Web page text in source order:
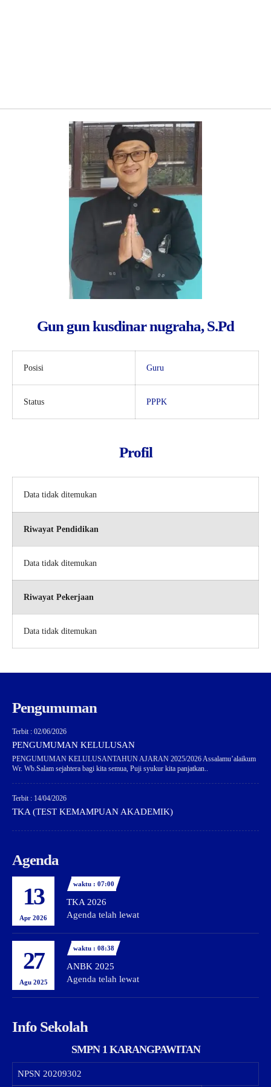
Gun gun kusdinar nugraha, S.Pd
Posisi Guru
Status PPPK
Profil
Data tidak ditemukan
Riwayat Pendidikan
Data tidak ditemukan
Riwayat Pekerjaan
Data tidak ditemukan
Pengumuman
Terbit : 02/06/2026
PENGUMUMAN KELULUSAN
PENGUMUMAN KELULUSANTAHUN AJARAN 2025/2026 Assalamu’alaikum
Wr. Wb.Salam sejahtera bagi kita semua, Puji syukur kita panjatkan..
Terbit : 14/04/2026
TKA (TEST KEMAMPUAN AKADEMIK)
Agenda
13
Apr 2026
waktu : 07:00
TKA 2026
Agenda telah lewat
27
Agu 2025
waktu : 08:38
ANBK 2025
Agenda telah lewat
Info Sekolah
SMPN 1 KARANGPAWITAN
NPSN 20209302